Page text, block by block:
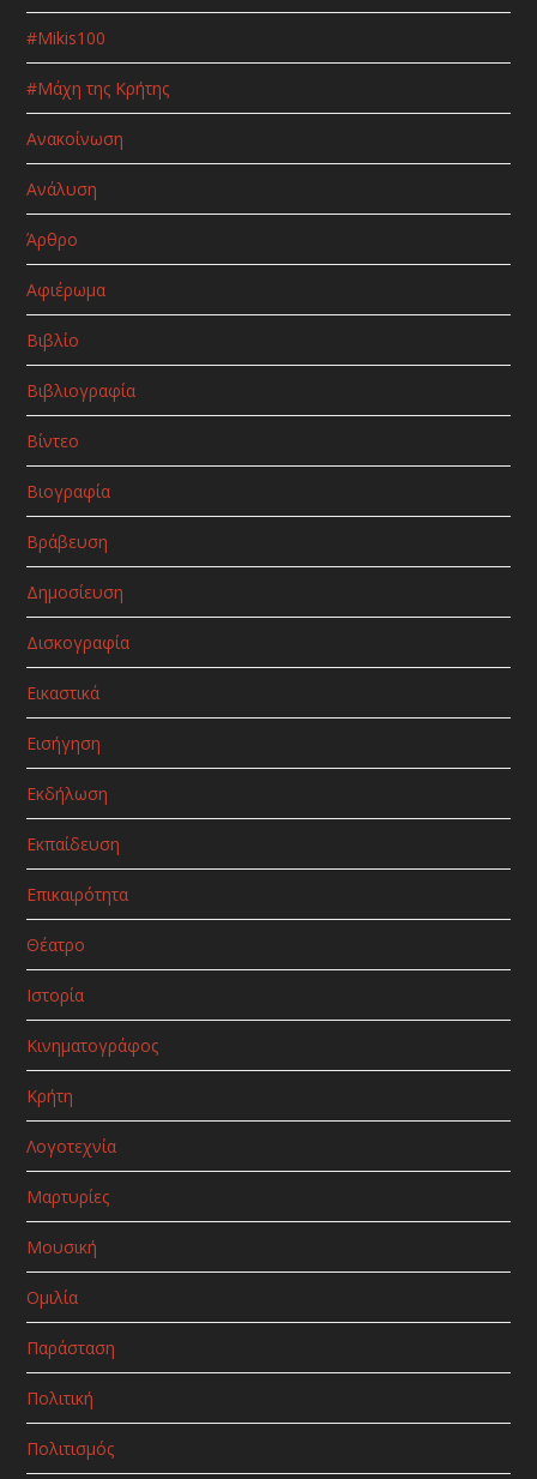
#Μikis100
#Μάχη της Κρήτης
Ανακοίνωση
Ανάλυση
Άρθρο
Αφιέρωμα
Βιβλίο
Βιβλιογραφία
Βίντεο
Βιογραφία
Βράβευση
Δημοσίευση
Δισκογραφία
Εικαστικά
Εισήγηση
Εκδήλωση
Εκπαίδευση
Επικαιρότητα
Θέατρο
Ιστορία
Κινηματογράφος
Κρήτη
Λογοτεχνία
Μαρτυρίες
Μουσική
Ομιλία
Παράσταση
Πολιτική
Πολιτισμός